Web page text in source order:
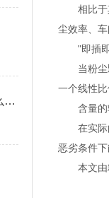
二氧化碳检测仪对安装环境有什么要求
相比于其
尘效率、
"即插即
当粉尘颗
一个线性
含量的输
在实际的
恶劣条件
本文由粉